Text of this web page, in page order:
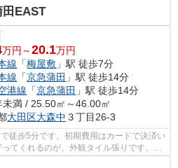
EAST
万円～20.1万円
線 「梅屋敷 」駅 徒歩7分
線 「京急蒲田 」駅 徒歩14分
港線 「京急蒲田 」駅 徒歩14分
未満 / 25.50㎡～46.00㎡
大田区大森中 ３丁目26-3
徒歩5分です。初期費用はカードで決済い
てくれるのが、外観タイル張りです。敷
が...